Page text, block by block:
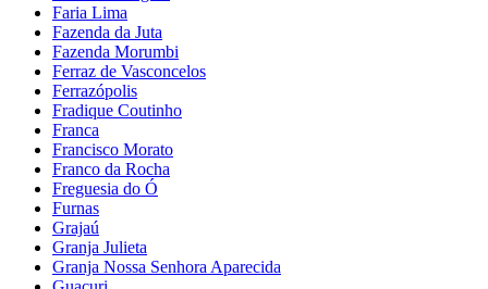
Faria Lima
Fazenda da Juta
Fazenda Morumbi
Ferraz de Vasconcelos
Ferrazópolis
Fradique Coutinho
Franca
Francisco Morato
Franco da Rocha
Freguesia do Ó
Furnas
Grajaú
Granja Julieta
Granja Nossa Senhora Aparecida